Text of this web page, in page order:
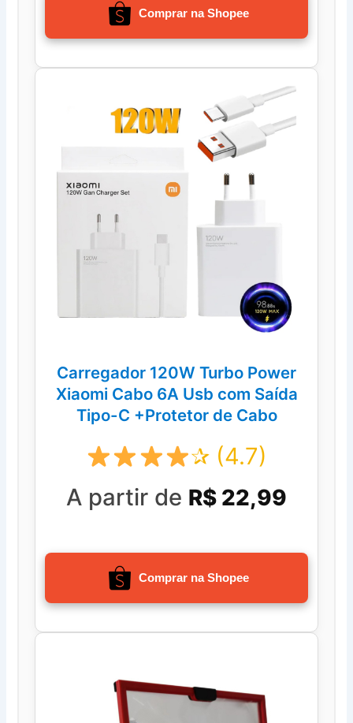
Comprar na Shopee
Carregador 120W Turbo Power
Xiaomi Cabo 6A Usb com Saída
Tipo-C +Protetor de Cabo
✰ (4.7)
A partir de R$ 22,99
Comprar na Shopee